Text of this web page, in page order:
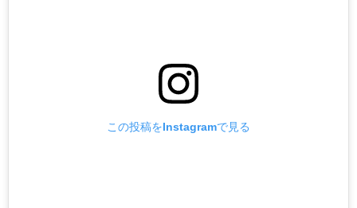
この投稿をInstagramで見る